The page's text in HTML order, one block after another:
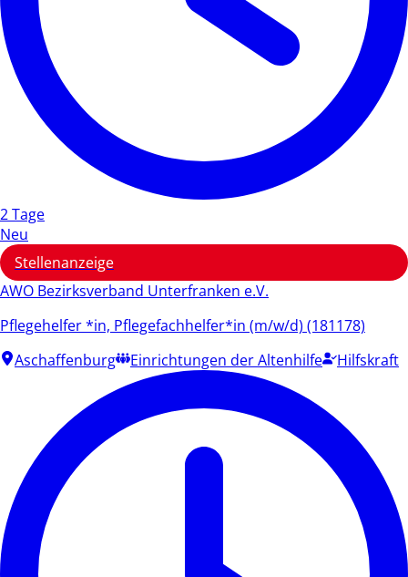
2 Tage
Neu
Stellenanzeige
AWO Bezirksverband Unterfranken e.V.
Pflegehelfer *in, Pflegefachhelfer*in (m/w/d) (181178)
Aschaffenburg
Einrichtungen der Altenhilfe Hilfskraft